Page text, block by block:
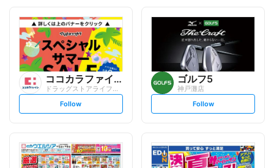
l
o
w
l
o
w
ココカラファイン
ドラッグストアライフォート 六甲店
s
l
o
w
Follow
ゴルフ5
神戸灘店
s
l
o
w
Follow